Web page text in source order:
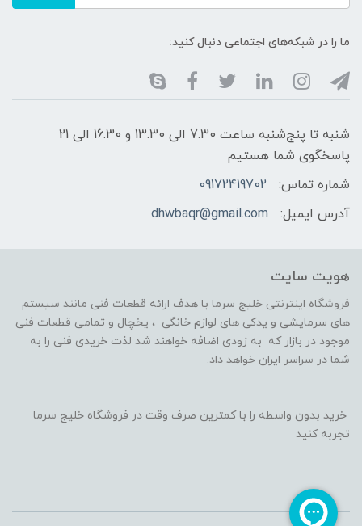
ما را در شبکه‌های اجتماعی دنبال کنید:
شنبه تا پنج‌شنبه ساعت 7.30 الی 13.30 و 16.30 الی 21
پاسخگوی شما هستیم
شماره تماس:
09172419702
آدرس ایمیل:
dhwbaqr@gmail.com
هویت سایت
فروشگاه اینترنتی خلیج سرما با هدف ارائه قطعات فنی مانند سیستم
های سرمایشی و یدکی های لوازم خانگی ، یخچال و تمامی قطعات فنی
موجود در بازار که به زودی اضافه خواهند شد لذت خریدی فنی را به
شما در سراسر ایران خواهد داد.
خرید بدون واسطه را با کمترین صرف وقت در فروشگاه خلیج سرما
تجربه کنید